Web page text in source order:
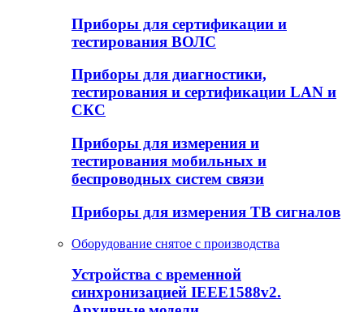
Приборы для сертификации и
тестирования ВОЛС
Приборы для диагностики,
тестирования и сертификации LAN и
СКС
Приборы для измерения и
тестирования мобильных и
беспроводных систем связи
Приборы для измерения ТВ сигналов
Оборудование снятое с производства
Устройства с временной
синхронизацией IEEE1588v2.